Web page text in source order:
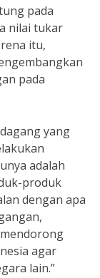
pada
nilai tukar
itu,
pada
yang
adalah
produk
dengan apa
agar
lain.”